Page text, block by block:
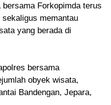
Forkopimda terus
memantau
yang berada di
bersama
obyek wisata,
Bandengan, Jepara,